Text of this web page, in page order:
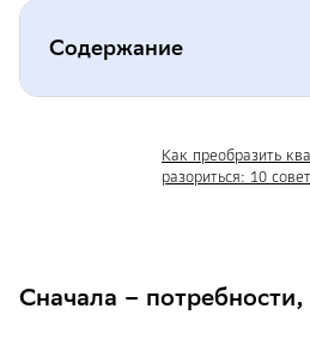
Содержание
Бюджет и резерв:
ремонтных работ
Как преобразить
разориться: 10
Сначала –